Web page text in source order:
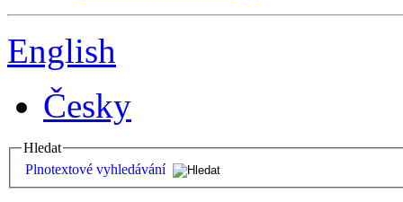
English
Česky
Hledat
Plnotextové vyhledávání